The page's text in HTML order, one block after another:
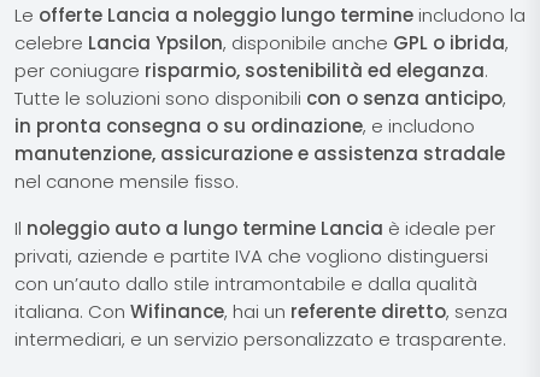
Le offerte Lancia a noleggio lungo termine includono la
celebre Lancia Ypsilon, disponibile anche GPL o ibrida,
per coniugare risparmio, sostenibilità ed eleganza.
Tutte le soluzioni sono disponibili con o senza anticipo,
in pronta consegna o su ordinazione, e includono
manutenzione, assicurazione e assistenza stradale
nel canone mensile fisso.
Il noleggio auto a lungo termine Lancia è ideale per
privati, aziende e partite IVA che vogliono distinguersi
con un’auto dallo stile intramontabile e dalla qualità
italiana. Con Wifinance, hai un referente diretto, senza
intermediari, e un servizio personalizzato e trasparente.